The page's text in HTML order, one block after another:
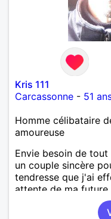
Kris 111
Carcassonne - 51
Homme célibataire
amoureuse
Envie besoin de
un couple sincère
tendresse que j'ai
attente de ma
laisser des bises